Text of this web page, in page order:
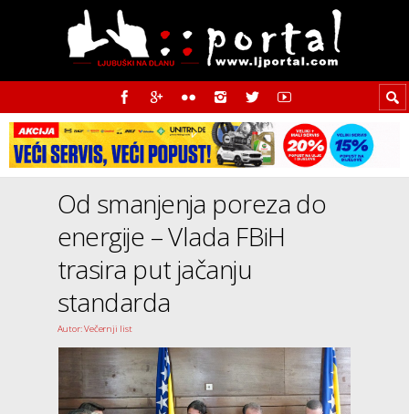
Od smanjenja poreza do
energije – Vlada FBiH
trasira put jačanju
standarda
Autor: Večernji list